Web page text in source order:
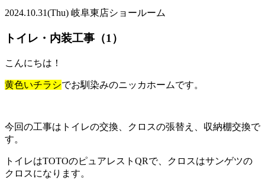
2024.10.31(Thu) 岐阜東店ショールーム
トイレ・内装工事（1）
こんにちは！
黄色いチラシでお馴染みのニッカホームです。
今回の工事はトイレの交換、クロスの張替え、収納棚交換で
す。
トイレはTOTOのピュアレストQRで、クロスはサンゲツの
クロスになります。